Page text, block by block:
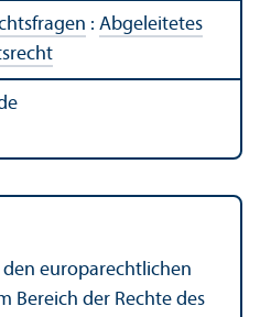
: Abgeleitetes
europarechtlichen
Bereich der Rechte des